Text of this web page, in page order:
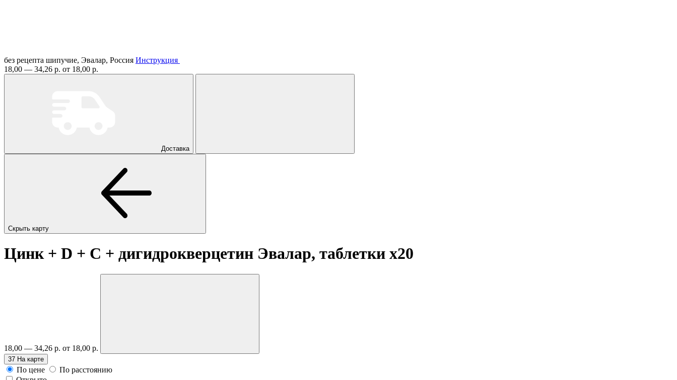
без рецепта шипучие, Эвалар, Россия Инструкция
18,00 — 34,26 р. от 18,00 р.
Доставка
Скрыть карту
Цинк + D + C + дигидрокверцетин Эвалар, таблетки x20
18,00 — 34,26 р. от 18,00 р.
37 На карте
По цене
По расстоянию